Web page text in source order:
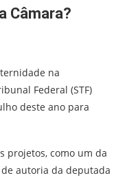
Câmara?
na
Federal (STF)
deste ano para
projetos, como um da
autoria da deputada